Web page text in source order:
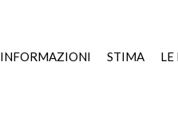
INFORMAZIONI STIMA LE